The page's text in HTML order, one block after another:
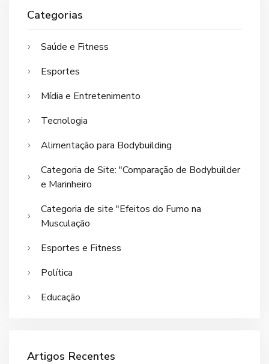
Categorias
Saúde e Fitness
Esportes
Mídia e Entretenimento
Tecnologia
Alimentação para Bodybuilding
Categoria de Site: "Comparação de Bodybuilder
e Marinheiro
Categoria de site "Efeitos do Fumo na
Musculação
Esportes e Fitness
Política
Educação
Artigos Recentes